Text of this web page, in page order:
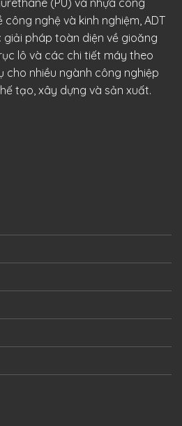
nghệ và kinh nghiệm, ADT
pháp toàn diện về gioăng
lô và các chi tiết máy theo
cho nhiều ngành công nghiệp
tạo, xây dựng và sản xuất.